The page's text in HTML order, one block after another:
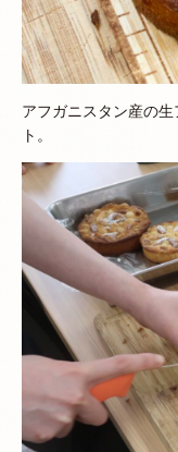
アフガニスタン産の
ト。